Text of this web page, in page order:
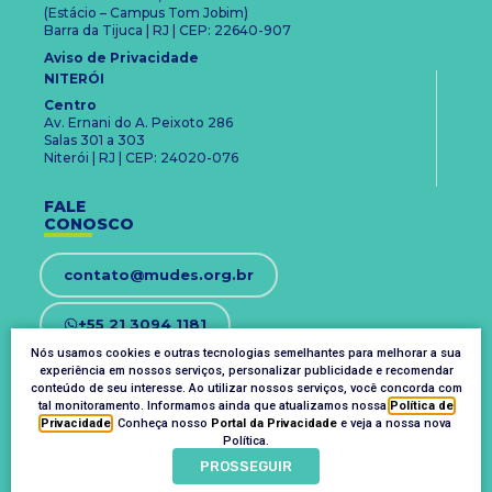
(Estácio – Campus Tom Jobim)
Barra da Tijuca | RJ | CEP: 22640-907
Aviso de Privacidade
NITERÓI
Centro
Av. Ernani do A. Peixoto 286
Salas 301 a 303
Niterói | RJ | CEP: 24020-076
FALE
CONOSCO
contato@mudes.org.br
+55 21 3094 1181
OUVIDORIA
ouvidoria@mudes.org.br
Nós usamos cookies e outras tecnologias semelhantes para melhorar a sua
experiência em nossos serviços, personalizar publicidade e recomendar
conteúdo de seu interesse. Ao utilizar nossos serviços, você concorda com
tal monitoramento. Informamos ainda que atualizamos nossa Política de
Privacidade . Conheça nosso Portal da Privacidade e veja a nossa nova
Política.
PROSSEGUIR